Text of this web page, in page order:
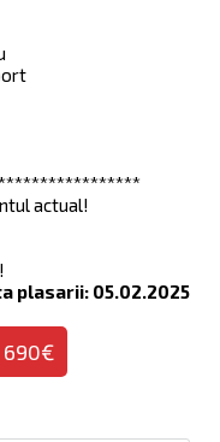
actual!
plasarii: 05.02.2025
690€